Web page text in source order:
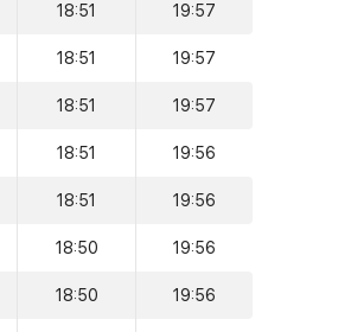
18:51 19:57
18:51 19:57
18:51 19:57
18:51 19:56
18:51 19:56
18:50 19:56
18:50 19:56